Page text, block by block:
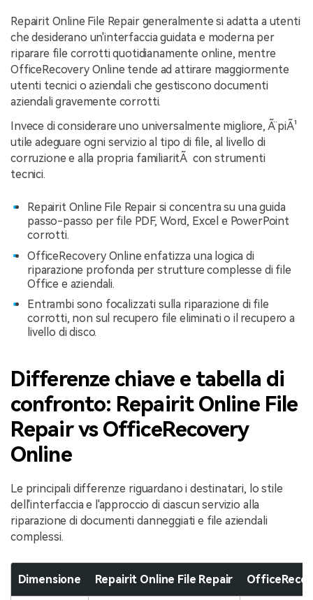
Repairit Online File Repair generalmente si adatta a utenti
che desiderano un'interfaccia guidata e moderna per
riparare file corrotti quotidianamente online, mentre
OfficeRecovery Online tende ad attirare maggiormente
utenti tecnici o aziendali che gestiscono documenti
aziendali gravemente corrotti.
Invece di considerare uno universalmente migliore, Ã¨ piÃ¹
utile adeguare ogni servizio al tipo di file, al livello di
corruzione e alla propria familiaritÃ con strumenti
tecnici.
Repairit Online File Repair si concentra su una guida
passo-passo per file PDF, Word, Excel e PowerPoint
corrotti.
OfficeRecovery Online enfatizza una logica di
riparazione profonda per strutture complesse di file
Office e aziendali.
Entrambi sono focalizzati sulla riparazione di file
corrotti, non sul recupero file eliminati o il recupero a
livello di disco.
Differenze chiave e tabella di
confronto: Repairit Online File
Repair vs OfficeRecovery
Online
Le principali differenze riguardano i destinatari, lo stile
dell'interfaccia e l'approccio di ciascun servizio alla
riparazione di documenti danneggiati e file aziendali
complessi.
Dimensione Repairit Online File Repair